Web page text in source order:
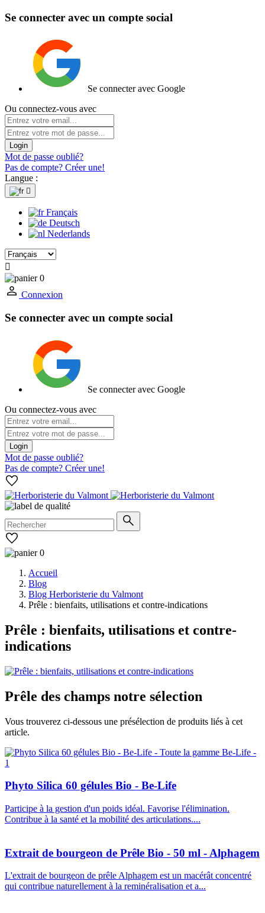
Se connecter avec un compte social
Se connecter avec Google
Ou connectez-vous avec
Login
Mot de passe oublié?
Pas de compte? Créer une!
Langue :

Français
Deutsch
Nederlands

0
Connexion
Se connecter avec un compte social
Se connecter avec Google
Ou connectez-vous avec
Login
Mot de passe oublié?
Pas de compte? Créer une!
0
Accueil
Blog
Blog Herboristerie du Valmont
Prêle : bienfaits, utilisations et contre-indications
Prêle : bienfaits, utilisations et contre-
indications
Prêle des champs notre sélection
Vous trouverez ci-dessous une présélection de produits liés à cet
article.
Phyto Silica 60 gélules Bio - Be-Life
Participe à la gestion d'un poids idéal. Favorise l'élimination.
Contribue à la santé et la mobilité des articulations....
Extrait de bourgeon de Prêle Bio - 50 ml - Alphagem
L'extrait de bourgeon de prêle Alphagem est un macérât concentré
qui contribue naturellement à la reminéralisation et a...